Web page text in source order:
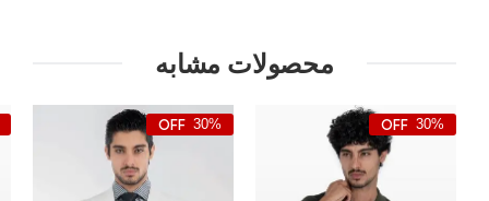
محصولات مشابه
30%
30%